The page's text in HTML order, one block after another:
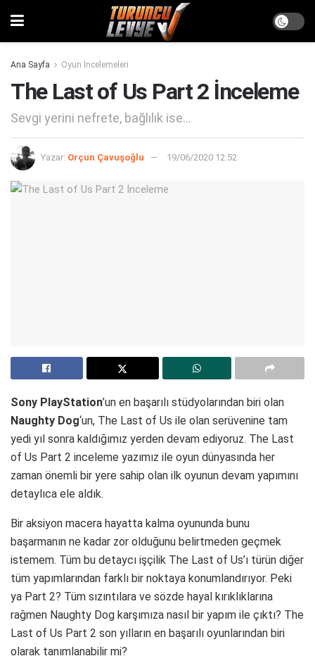
Ana Sayfa Oyun İncelemeleri
The Last of Us Part 2 İnceleme
Sevgi yerini nefrete, bağlılık ise...
Yazar: Orçun Çavuşoğlu 19/06/2020 12:52
Sony PlayStation’un en başarılı stüdyolarından biri olan
Naughty Dog‘un, The Last of Us ile olan serüvenine tam
yedi yıl sonra kaldığımız yerden devam ediyoruz. The Last
of Us Part 2 inceleme yazımız ile oyun dünyasında her
zaman önemli bir yere sahip olan ilk oyunun devam yapımını
detaylıca ele aldık.
Bir aksiyon macera hayatta kalma oyununda bunu
başarmanın ne kadar zor olduğunu belirtmeden geçmek
istemem. Tüm bu detaycı işçilik The Last of Us’ı türün diğer
tüm yapımlarından farklı bir noktaya konumlandırıyor. Peki
ya Part 2? Tüm sızıntılara ve sözde hayal kırıklıklarına
rağmen Naughty Dog karşımıza nasıl bir yapım ile çıktı? The
Last of Us Part 2 son yılların en başarılı oyunlarından biri
olarak tanımlanabilir mi?